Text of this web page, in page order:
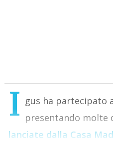
I gus ha partecipato
presentando molte
lanciate dalla Casa